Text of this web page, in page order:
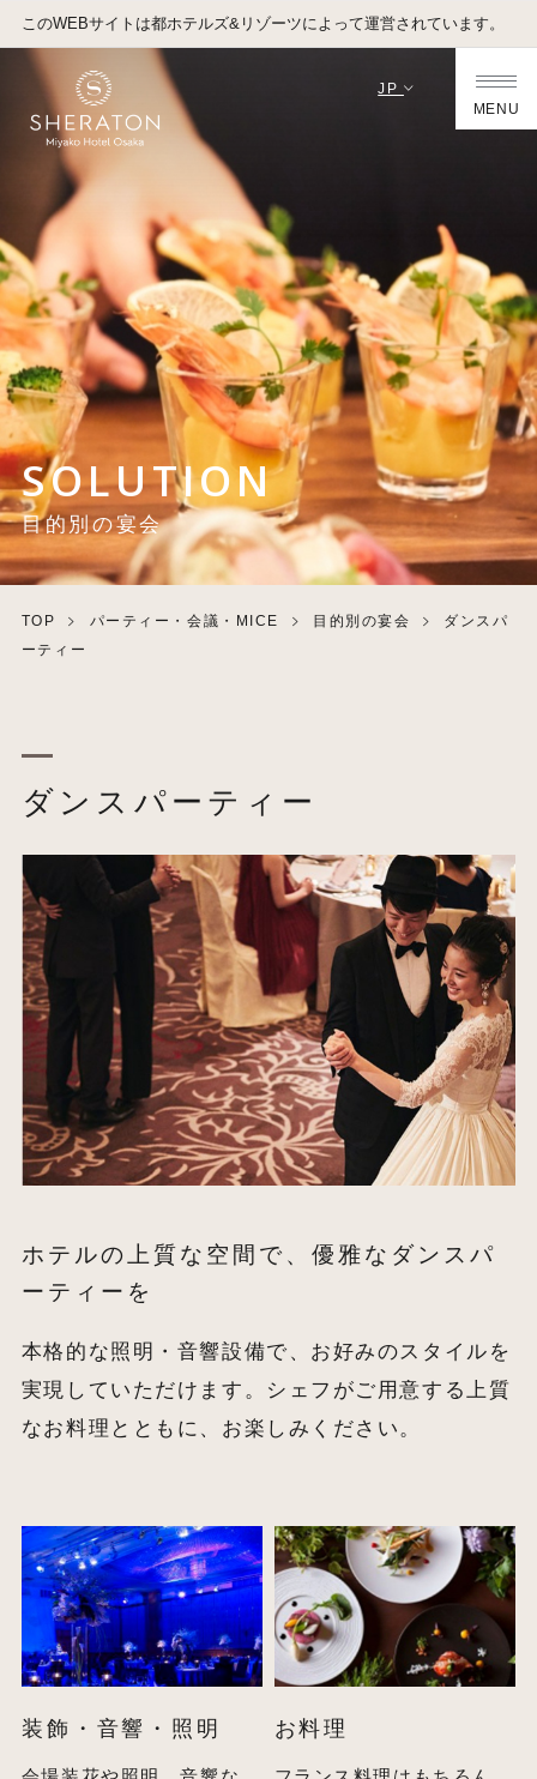
JP
MENU
SOLUTION
目的別の宴会
このWEBサイトは都ホテルズ&リゾーツによって運営されています。
TOP パーティー・会議・MICE 目的別の宴会
ダンスパ
ーティー
ダンスパーティー
ホテルの上質な空間で、優雅なダンスパ
ーティーを
本格的な照明・音響設備で、お好みのスタイルを
実現していただけます。シェフがご用意する上質
なお料理とともに、お楽しみください。
装飾・音響・照明 お料理